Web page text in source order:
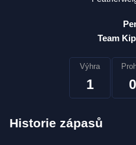
Team
Výhra
1 0
Historie zápasů